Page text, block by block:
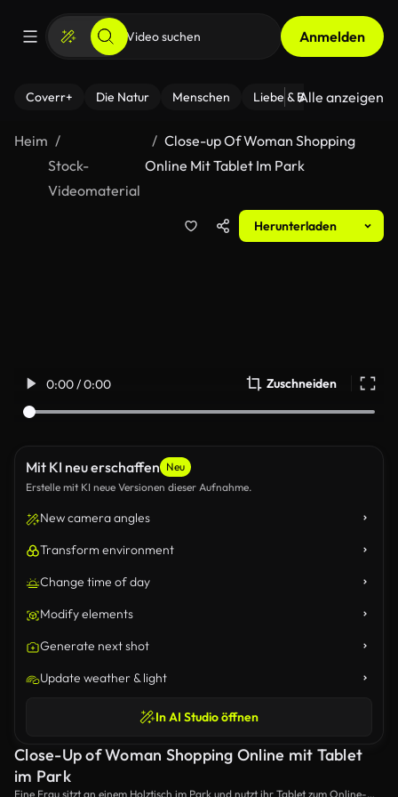
Anmelden
Coverr+ Die Natur Menschen Liebe & Beziehungen
Alle anzeigen
Heim
Stock-
Videomaterial
Close-up Of Woman Shopping
Online Mit Tablet Im Park
Herunterladen
0:00 / 0:00 Zuschneiden
Mit KI neu erschaffen Neu
Erstelle mit KI neue Versionen dieser Aufnahme.
New camera angles
Transform environment
Change time of day
Modify elements
Generate next shot
Update weather & light
In AI Studio öffnen
Close-Up of Woman Shopping Online mit Tablet
im Park
Eine Frau sitzt an einem Holztisch im Park und nutzt ihr Tablet zum Online-